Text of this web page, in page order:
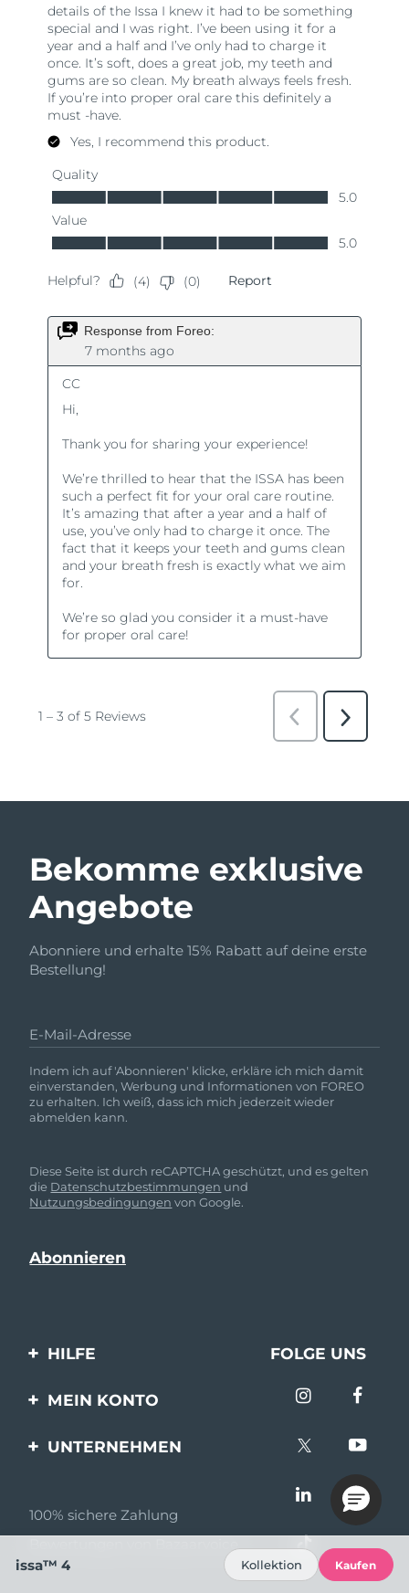
Bekomme exklusive
Angebote
Abonniere und erhalte 15% Rabatt auf deine erste
Bestellung!
E-Mail-Adresse
Indem ich auf 'Abonnieren' klicke, erkläre ich mich damit
einverstanden, Werbung und Informationen von FOREO
zu erhalten. Ich weiß, dass ich mich jederzeit wieder
abmelden kann.
Diese Seite ist durch reCAPTCHA geschützt, und es gelten
die Datenschutzbestimmungen und
Nutzungsbedingungen von Google.
HILFE
Kontaktiere uns
FOLGE UNS
MEIN KONTO
UNTERNEHMEN
Partnerprogramm
100% sichere Zahlung
issa™ 4
Kollektion Kaufen